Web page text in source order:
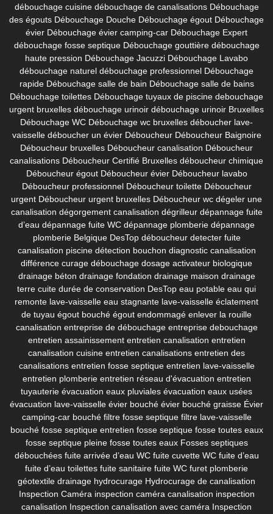
débouchage cuisine débouchage de canalisations Débouchage
des égouts Débouchage Douche Débouchage égout Débouchage
évier Débouchage évier camping-car Débouchage Expert
débouchage fosse septique Débouchage gouttière débouchage
haute pression Débouchage Jacuzzi Débouchage Lavabo
débouchage naturel débouchage professionnel Débouchage
rapide Débouchage salle de bain Débouchage salle de bains
Débouchage toilettes Débouchage tuyaux de piscine debouchage
urgent bruxelles débouchage urinoir débouchage urinoir Bruxelles
Débouchage WC Débouchage wc bruxelles déboucher lave-
vaisselle déboucher un évier Déboucheur Déboucheur Baignoire
Déboucheur bruxelles Déboucheur canalisation Déboucheur
canalisations Déboucheur Certifié Bruxelles déboucheur chimique
Déboucheur égout Déboucheur évier Déboucheur lavabo
Déboucheur professionnel Déboucheur toilette Déboucheur
urgent Déboucheur urgent bruxelles Déboucheur wc dégeler une
canalisation dégorgement canalisation dégrilleur dépannage fuite
d’eau dépannage fuite WC dépannage plomberie dépannage
plomberie Belgique DesTop déboucheur detecter fuite
canalisation piscine détection bouchon diagnostic canalisation
différence curage débouchage dosage activateur biologique
drainage béton drainage fondation drainage maison drainage
terre cuite durée de conservation DesTop eau potable eau qui
remonte lave-vaisselle eau stagnante lave-vaisselle éclatement
de tuyau égout bouché égout endommagé enlever la rouille
canalisation entreprise de débouchage entreprise debouchage
entretien assainissement entretien canalisation entretien
canalisation cuisine entretien canalisations entretien des
canalisations entretien fosse septique entretien lave-vaisselle
entretien plomberie entretien réseau d'évacuation entretien
tuyauterie évacuation eaux pluviales évacuation eaux usées
évacuation lave-vaisselle évier bouché évier bouché graisse Évier
camping-car bouché filtre fosse septique filtre lave-vaisselle
bouché fosse septique entretien fosse septique fosse toutes eaux
fosse septique pleine fosse toutes eaux Fosses septiques
débouchées fuite arrivée d’eau WC fuite cuvette WC fuite d’eau
fuite d’eau toilettes fuite sanitaire fuite WC furet plomberie
géotextile drainage hydrocurage Hydrocurage de canalisation
Inspection Caméra inspection caméra canalisation inspection
canalisation Inspection canalisation avec caméra Inspection